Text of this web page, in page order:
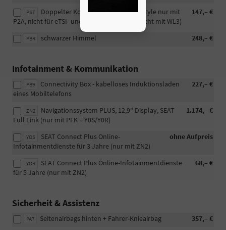
PST 147,– €
Doppelter Kofferraumboden (bei Style nur mit
P2A, nicht für eTSI- und eHybrid-Motoren, nicht mit WL3)
PBR 248,– €
schwarzer Himmel
Infotainment & Kommunikation
PB9 227,– €
Connectivity Box - kabelloses Induktionsladen
eines Mobiltelefons
ZN2 1.174,– €
Navigationssystem PLUS, 12,9" Display, SEAT
Full Link (nur mit PFK + Y0S/Y0R)
YOS ohne Aufpreis
SEAT Connect Plus Online-
Infotainmentdienste für 3 Jahre (nur mit ZN2)
YOR 68,– €
SEAT Connect Plus Online-Infotainmentdienste
für 5 Jahre (nur mit ZN2)
Sicherheit & Assistenz
PA7 357,– €
Seitenairbags hinten + Fahrer-Knieairbag